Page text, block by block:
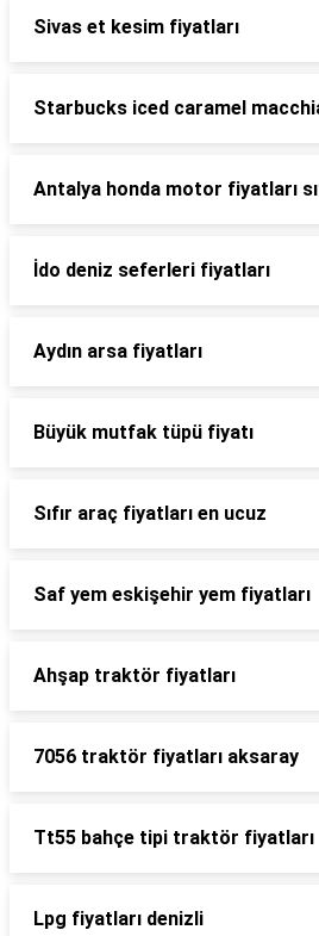
Sivas et kesim fiyatları
Starbucks iced caramel
Antalya honda motor fiyatları
İdo deniz seferleri fiyatları
Aydın arsa fiyatları
Büyük mutfak tüpü fiyatı
Sıfır araç fiyatları en ucuz
Saf yem eskişehir yem fiyatları
Ahşap traktör fiyatları
7056 traktör fiyatları aksaray
Tt55 bahçe tipi traktör fiyatları
Lpg fiyatları denizli